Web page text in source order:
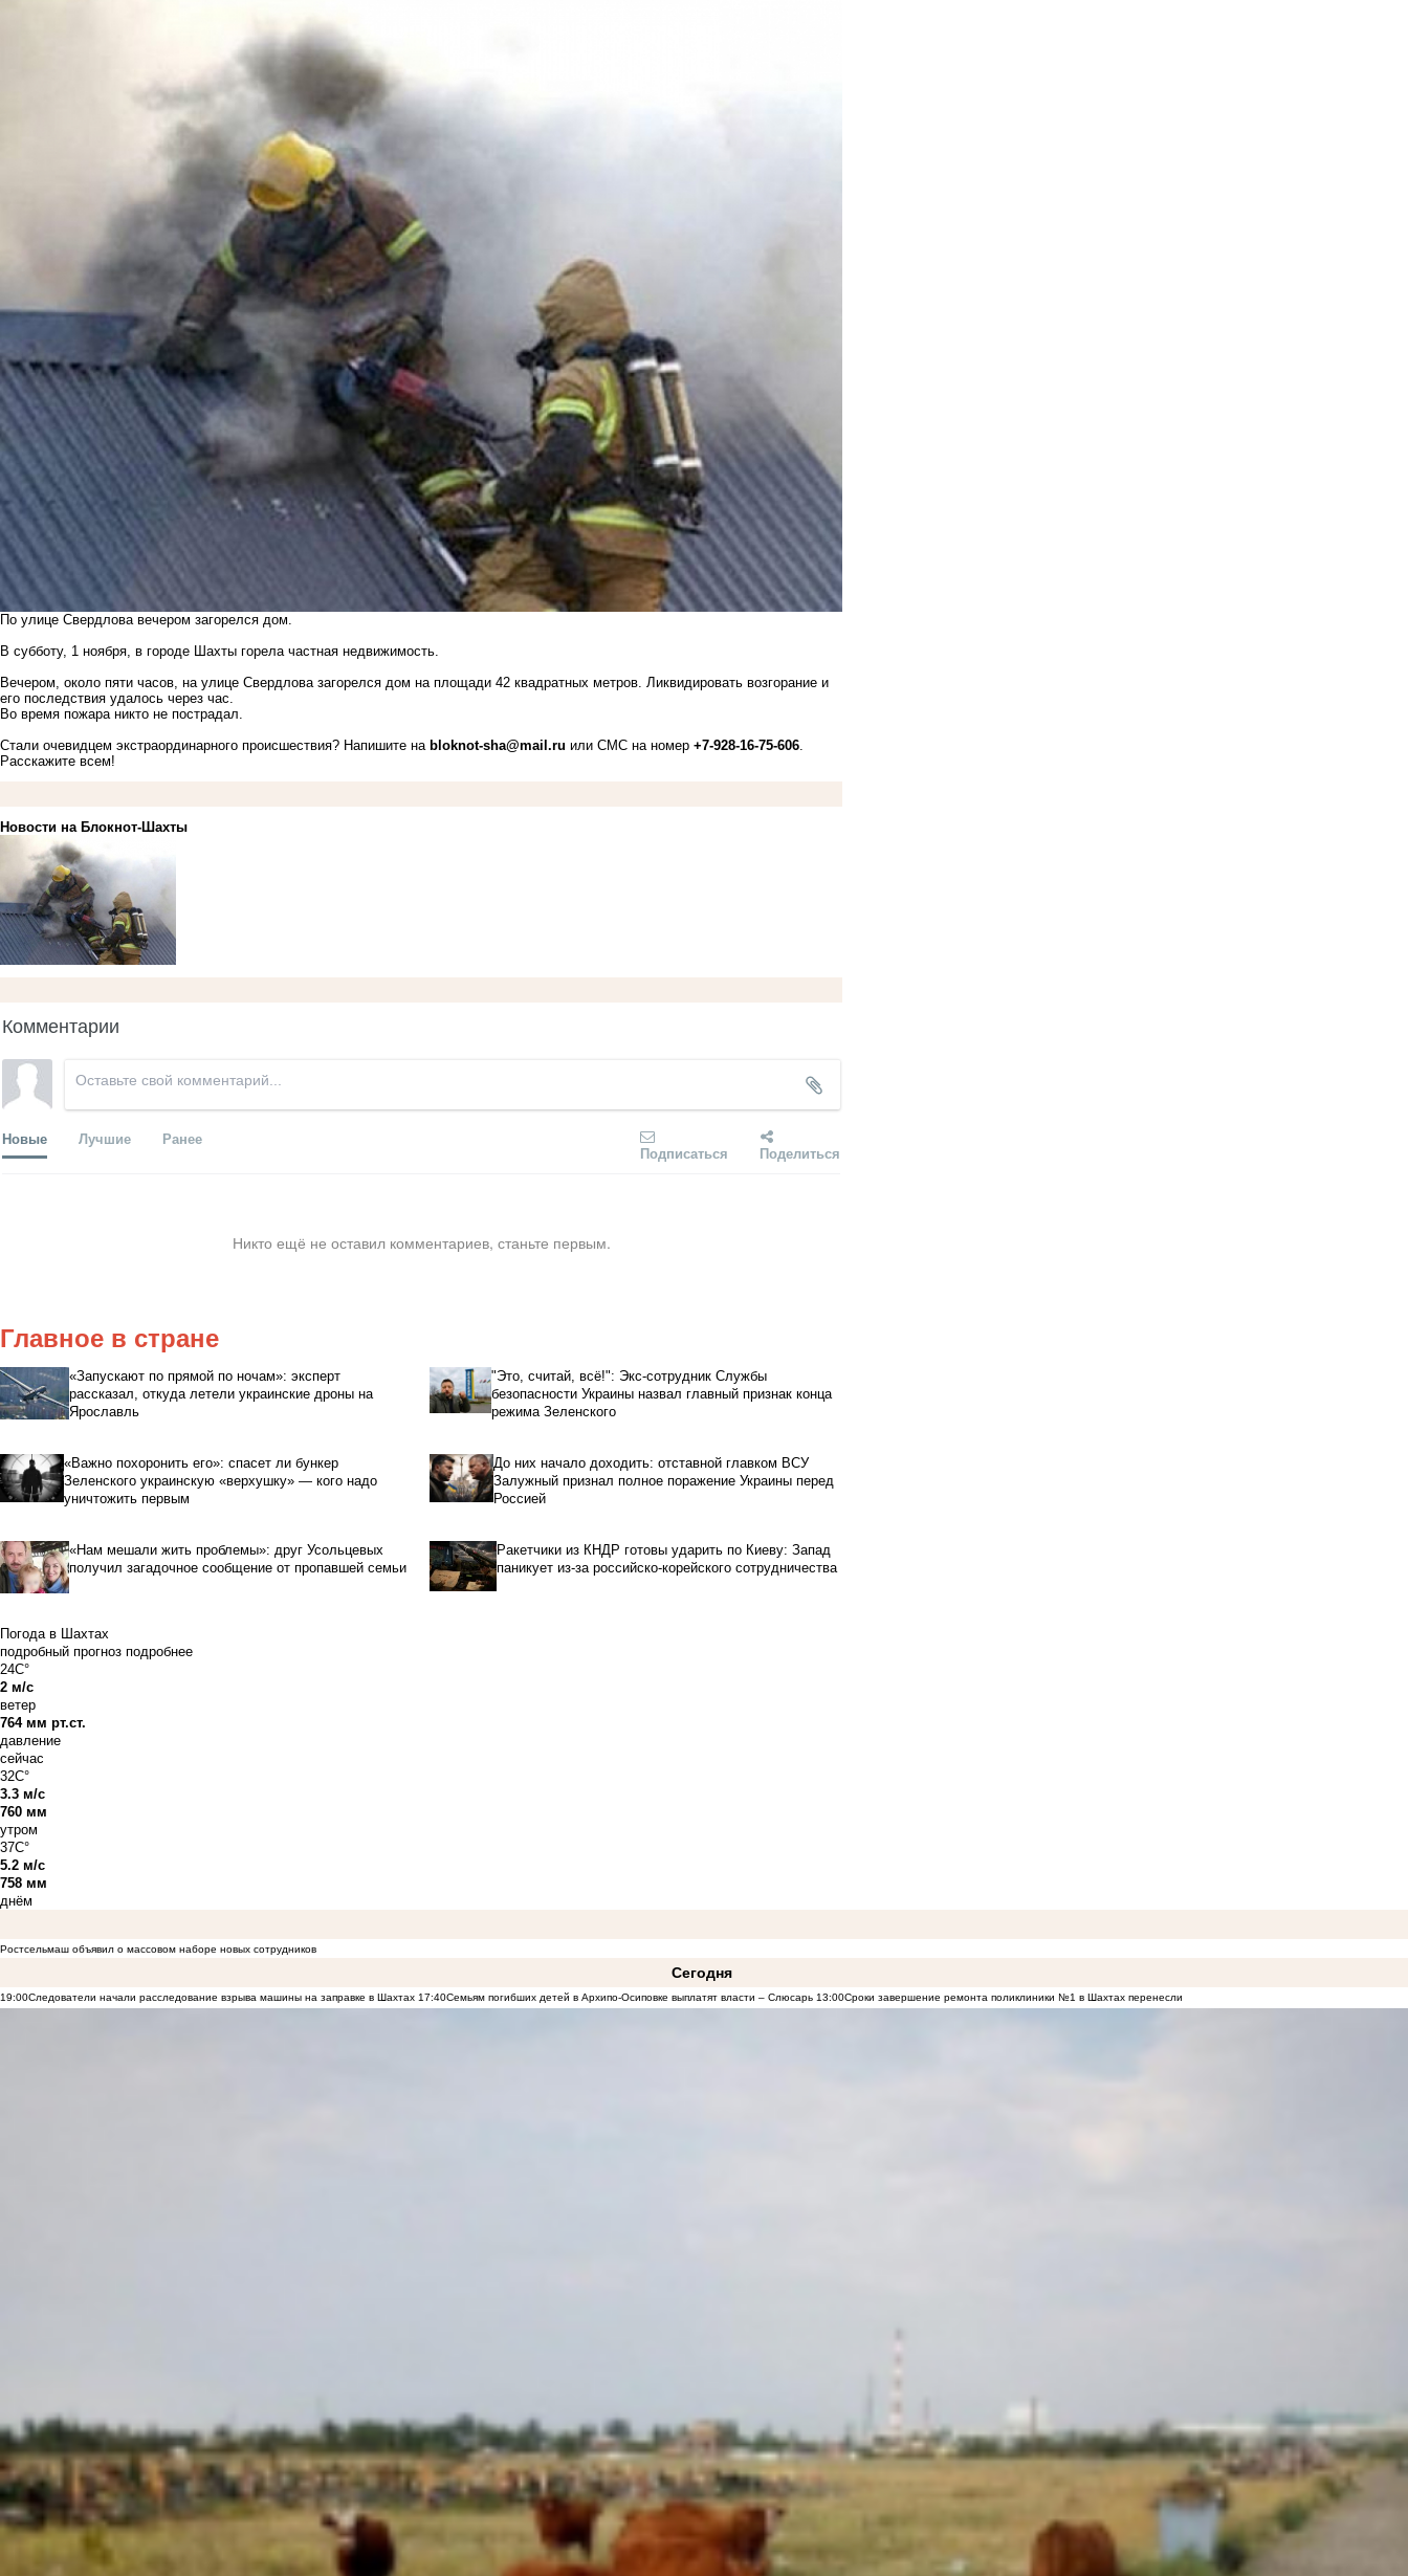
По улице Свердлова вечером загорелся дом.
В субботу, 1 ноября, в городе Шахты горела частная недвижимость.
Вечером, около пяти часов, на улице Свердлова загорелся дом на площади 42 квадратных метров. Ликвидировать возгорание и
его последствия удалось через час.
Во время пожара никто не пострадал.
Стали очевидцем экстраординарного происшествия? Напишите на bloknot-sha@mail.ru или СМС на номер +7-928-16-75-606
Расскажите всем!
Новости на Блoкнoт-Шахты
Комментарии
Новые Лучшие Ранее
Подписаться Поделиться
Никто ещё не оставил комментариев, станьте первым.
Главное в стране
«Запускают по прямой по ночам»: эксперт
рассказал, откуда летели украинские дроны на
Ярославль
"Это, считай, всё!": Экс-сотрудник Службы
безопасности Украины назвал главный признак конца
режима Зеленского
«Важно похоронить его»: спасет ли бункер
Зеленского украинскую «верхушку» — кого надо
уничтожить первым
До них начало доходить: отставной главком ВСУ
Залужный признал полное поражение Украины перед
Россией
«Нам мешали жить проблемы»: друг Усольцевых
получил загадочное сообщение от пропавшей семьи
Ракетчики из КНДР готовы ударить по Киеву: Запад
паникует из-за российско-корейского сотрудничества
Погода в Шахтах
подробный прогноз подробнее
24C°
2 м/с
ветер
764 мм рт.ст.
давление
сейчас
32C°
3.3 м/с
760 мм
утром
37C°
5.2 м/с
758 мм
днём
Ростсельмаш объявил о массовом наборе новых сотрудников
Сегодня
19:00Следователи начали расследование взрыва машины на заправке в Шахтах 17:40Семьям погибших детей в Архипо-Осиповке выплатят власти – Слюсарь 13:00Сроки завершение ремонта поликлиники №1 в Шахтах перенесли